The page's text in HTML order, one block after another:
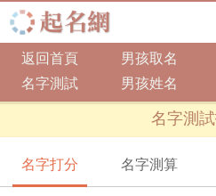
返回首頁 男孩取名
名字測試
男孩姓名
名字測
名字打分 名字測算